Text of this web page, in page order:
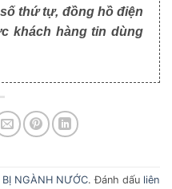
thứ tự, đồng hồ điện
khách hàng tin dùng
BỊ NGÀNH NƯỚC. Đánh dấu liên